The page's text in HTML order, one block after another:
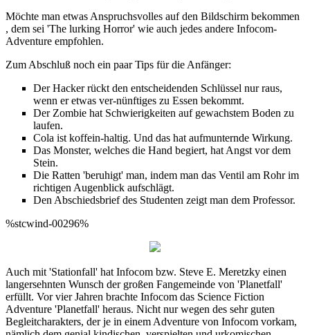
Möchte man etwas Anspruchsvolles auf den Bildschirm bekommen
, dem sei 'The lurking Horror' wie auch jedes andere Infocom-
Adventure empfohlen.
Zum Abschluß noch ein paar Tips für die Anfänger:
Der Hacker rückt den entscheidenden Schlüssel nur raus,
wenn er etwas ver-nünftiges zu Essen bekommt.
Der Zombie hat Schwierigkeiten auf gewachstem Boden zu
laufen.
Cola ist koffein-haltig. Und das hat aufmunternde Wirkung.
Das Monster, welches die Hand begiert, hat Angst vor dem
Stein.
Die Ratten 'beruhigt' man, indem man das Ventil am Rohr im
richtigen Augenblick aufschlägt.
Den Abschiedsbrief des Studenten zeigt man dem Professor.
%stcwind-00296%
Auch mit 'Stationfall' hat Infocom bzw. Steve E. Meretzky einen
langersehnten Wunsch der großen Fangemeinde von 'Planetfall'
erfüllt. Vor vier Jahren brachte Infocom das Science Fiction
Adventure 'Planetfall' heraus. Nicht nur wegen des sehr guten
Begleitcharakters, der je in einem Adventure von Infocom vorkam,